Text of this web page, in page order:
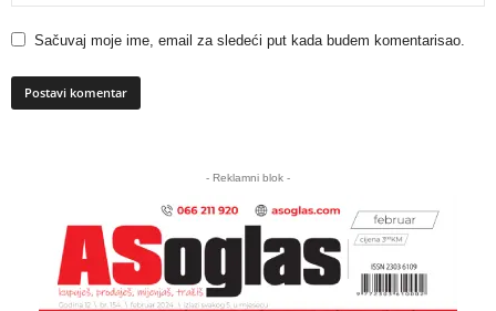
Sačuvaj moje ime, email za sledeći put kada budem komentarisao.
- Reklamni blok -